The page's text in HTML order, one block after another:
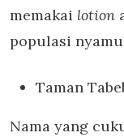
memakai lotion
populasi
Taman
Nama yang